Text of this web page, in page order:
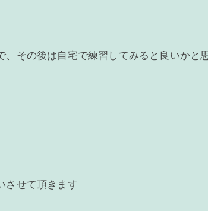
その後は自宅で練習してみると良いかと
させて頂きます